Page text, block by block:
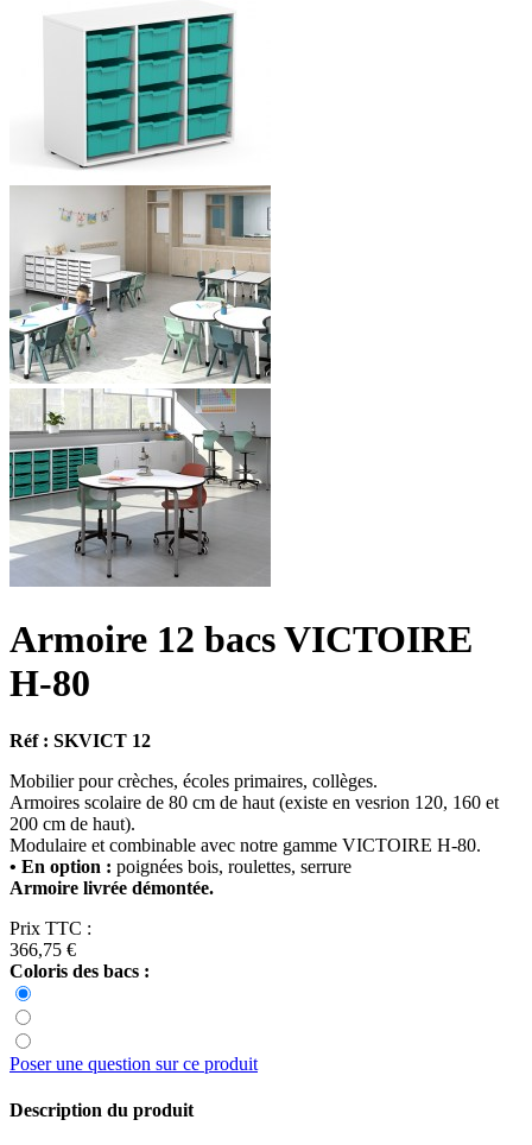
Armoire 12 bacs VICTOIRE
H-80
Réf : SKVICT 12
Mobilier pour crèches, écoles primaires, collèges.
Armoires scolaire de 80 cm de haut (existe en vesrion 120, 160 et
200 cm de haut).
Modulaire et combinable avec notre gamme VICTOIRE H-80.
• En option : poignées bois, roulettes, serrure
Armoire livrée démontée.
Prix TTC :
366,75 €
Coloris des bacs :
Poser une question sur ce produit
Description du produit